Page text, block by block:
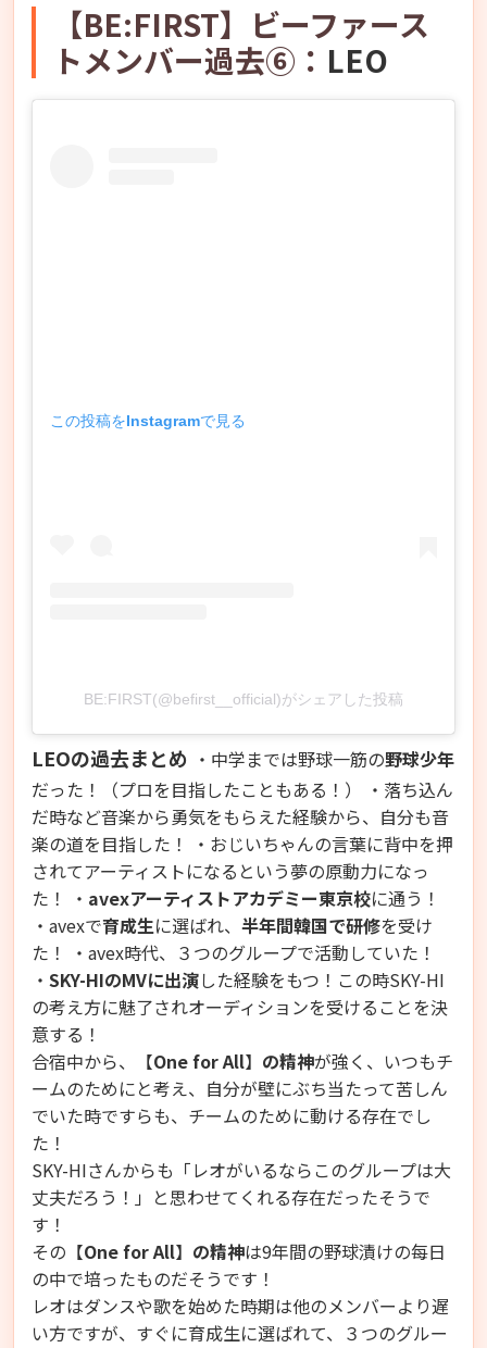
【BE:FIRST】ビーファース
トメンバー過去⑥： LEO
この投稿をInstagramで見る
BE:FIRST(@befirst__official)がシェアした投稿
LEOの過去まとめ ・中学までは野球一筋の野球少年
だった！（プロを目指したこともある！） ・落ち込ん
だ時など音楽から勇気をもらえた経験から、自分も音
楽の道を目指した！ ・おじいちゃんの言葉に背中を押
されてアーティストになるという夢の原動力になっ
た！ ・ avexアーティストアカデミー東京校に通う！
・avexで育成生に選ばれ、 半年間韓国で研修を受け
た！ ・avex時代、３つのグループで活動していた！
・ SKY-HIのMVに出演した経験をもつ！この時SKY-HI
の考え方に魅了されオーディションを受けることを決
意する！
合宿中から、
【One for All】 の精神が強く、いつもチ
ームのためにと考え、自分が壁にぶち当たって苦しん
でいた時ですらも、チームのために動ける存在でし
た！
SKY-HIさんからも「レオがいるならこのグループは大
丈夫だろう！」と思わせてくれる存在だったそうで
す！
その 【One for All】 の精神は9年間の野球漬けの每日
の中で培ったものだそうです！
レオはダンスや歌を始めた時期は他のメンバーより遅
い方ですが、すぐに育成生に選ばれて、３つのグルー